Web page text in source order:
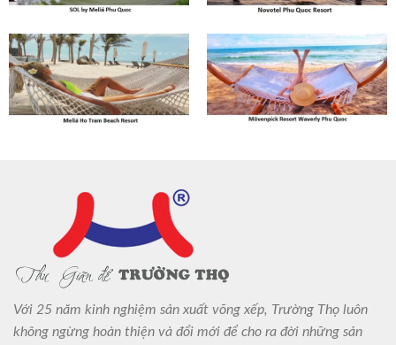
Với 25 năm kinh nghiệm sản xuất võng xếp, Trường Thọ luôn
không ngừng hoàn thiện và đổi mới để cho ra đời những sản